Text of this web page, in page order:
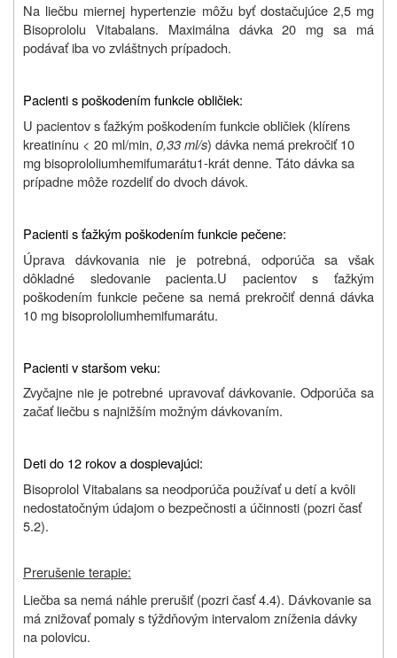
Na liečbu miernej hypertenzie môžu byť dostačujúce 2,5 mg
Bisoprololu Vitabalans. Maximálna dávka 20 mg sa má
podávať iba vo zvláštnych prípadoch.
Pacienti s poškodením funkcie obličiek:
U pacientov s ťažkým poškodením funkcie obličiek (klírens
kreatinínu < 20 ml/min, 0,33 ml/s) dávka nemá prekročiť 10
mgbisoprololiumhemifumarátu1-krát denne. Táto dávka sa
prípadne môže rozdeliť do dvoch dávok.
Pacienti s ťažkým poškodením funkcie pečene:
Úprava dávkovania nie je potrebná, odporúča sa však
dôkladné sledovanie pacienta.U pacientov s ťažkým
poškodením funkcie pečene sa nemá prekročiť denná dávka
10 mg bisoprololiumhemifumarátu.
Pacienti v staršom veku:
Zvyčajne nie je potrebné upravovať dávkovanie. Odporúča sa
začať liečbu s najnižším možným dávkovaním.
Deti do 12 rokov a dospievajúci:
Bisoprolol Vitabalans sa neodporúča používať u detí a kvôli
nedostatočným údajom o bezpečnosti a účinnosti (pozri časť
5.2).
Prerušenie terapie:
Liečba sa nemá náhle prerušiť (pozri časť 4.4). Dávkovanie sa
má znižovať pomaly s týždňovým intervalom zníženia dávky
na polovicu.